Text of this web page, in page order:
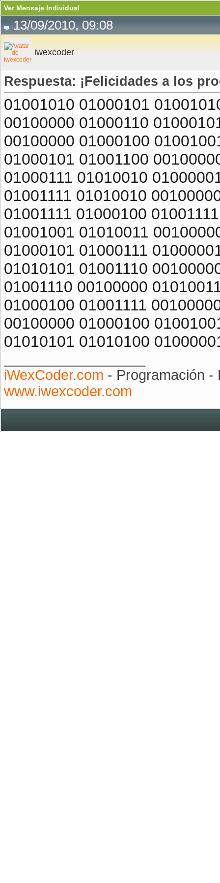
Ver Mensaje Individual
13/09/2010, 09:08
iwexcoder
Respuesta: ¡Felicidades a los
01001010 01000101
00100000 01000110
00100000 01000100
01000101 01001100
01000111 01010010
01001111 01010010
01001111 01000100
01001001 01010011
01000101 01000111
01010101 01001110
01001110 00100000
01000100 01001111
00100000 01000100
01010101 01010100
iWexCoder.com - Programación -
www.iwexcoder.com